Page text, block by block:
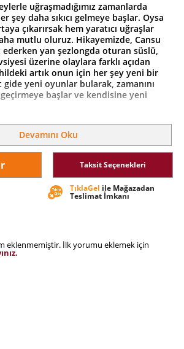
uğraşmadığımız zamanlarda
şey daha sıkıcı gelmeye başlar. Oysa
çıkarırsak hem yaratıcı uğraşlar
mutlu oluruz. Hikayemizde, Cansu
ederken yan şezlongda oturan süslü,
üzerine olaylara farklı açıdan
artık onun için her şey yeni bir
gide yeni oyunlar bularak, zamanını
başlar ve kendisine yeni
ne gibi önerilerde
sıkılanlara ilham kaynağı olabilecek
keyifli bir öykü.
Devamını Oku
Taksit Seçenekleri
TıklaGel ile Mağazadan
Teslimat İmkanı
eklenmemiştir. İlk yorumu eklemek için